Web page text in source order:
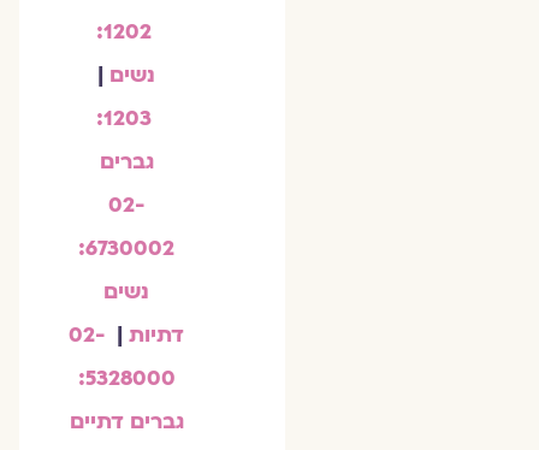
1202:
נשים|
1203:
גברים
02-
6730002:
נשים
דתיות|
02-
5328000:
גברים דתיים